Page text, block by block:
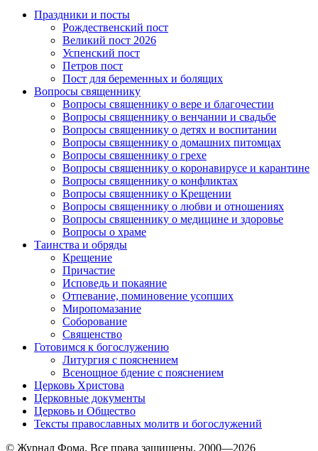
Праздники и посты
Рождественский пост
Великий пост 2026
Успенский пост
Петров пост
Пост для беременных и болящих
Вопросы священнику
Вопросы священнику о вере и благочестии
Вопросы священнику о венчании и свадьбе
Вопросы священнику о детях и воспитании
Вопросы священнику о домашних питомцах
Вопросы священнику о грехе
Вопросы священнику о коронавирусе и карантине
Вопросы священнику о конфликтах
Вопросы священнику о Крещении
Вопросы священнику о любви и отношениях
Вопросы священнику о медицине и здоровье
Вопросы о храме
Таинства и обряды
Крещение
Причастие
Исповедь и покаяние
Отпевание, поминовение усопших
Миропомазание
Соборование
Священство
Готовимся к богослужению
Литургия с пояснением
Всенощное бдение с пояснением
Церковь Христова
Церковные документы
Церковь и Общество
Тексты православных молитв и богослужений
© Журнал Фома. Все права защищены, 2000—2026